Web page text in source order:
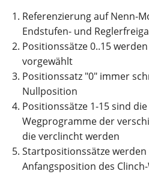
Referenzierung auf Nenn-
Endstufen- und
Positionssätze 0..15
vorgewählt
Positionssatz "0" immer
Nullposition
Positionssätze 1-15 sind
Wegprogramme der
die verclincht werden
Startpositionssätze
Anfangsposition des